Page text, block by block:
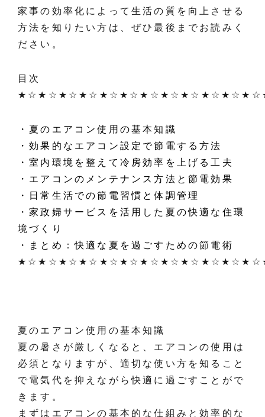
家事の効率化によって生活の質を向上させる
方法を知りたい方は、ぜひ最後までお読みく
ださい。
目次
・夏のエアコン使用の基本知識
・効果的なエアコン設定で節電する方法
・室内環境を整えて冷房効率を上げる工夫
・エアコンのメンテナンス方法と節電効果
・日常生活での節電習慣と体調管理
・家政婦サービスを活用した夏の快適な住環
境づくり
・まとめ：快適な夏を過ごすための節電術
夏のエアコン使用の基本知識
夏の暑さが厳しくなると、エアコンの使用は
必須となりますが、適切な使い方を知ること
で電気代を抑えながら快適に過ごすことがで
きます。
まずはエアコンの基本的な仕組みと効率的な